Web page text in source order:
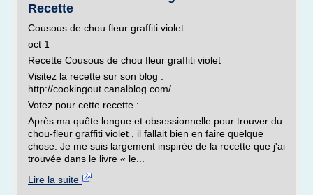
Recette
Cousous de chou fleur graffiti violet
oct 1
Recette Cousous de chou fleur graffiti violet
Visitez la recette sur son blog :
http://cookingout.canalblog.com/
Votez pour cette recette :
Après ma quête longue et obsessionnelle pour trouver du
chou-fleur graffiti violet , il fallait bien en faire quelque
chose. Je me suis largement inspirée de la recette que j'ai
trouvée dans le livre « le...
Lire la suite